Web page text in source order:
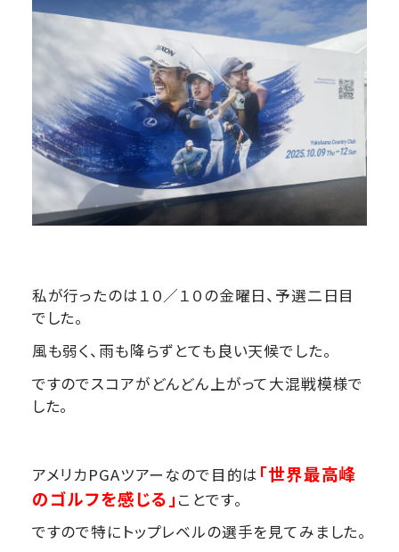
私が行ったのは１０／１０の金曜日、予選二日目
でした。
風も弱く、雨も降らずとても良い天候でした。
ですのでスコアがどんどん上がって大混戦模様で
した。
アメリカPGAツアーなので目的は 「世界最高峰
のゴルフを感じる」 ことです。
ですので特にトップレベルの選手を見てみました。